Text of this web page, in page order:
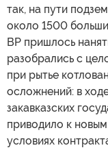
так, на пути
около 1500
BP пришлось
разобрались с
при рытье
осложнений: в
закавказских
приводило к
условиях